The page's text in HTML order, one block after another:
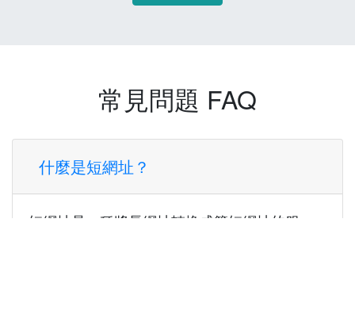
常見問題 FAQ
什麼是短網址？
短網址是一種將長網址轉換成簡短網址的服